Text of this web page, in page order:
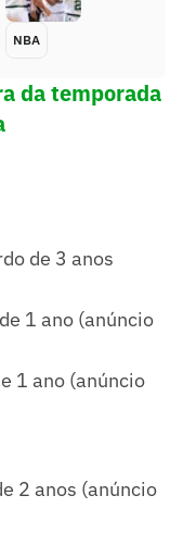
NBA
da temporada
de 3 anos
1 ano (anúncio
1 ano (anúncio
2 anos (anúncio